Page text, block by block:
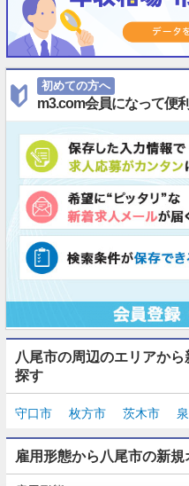
初めての方へ
m3.com会員になって便
八尾市の周辺のエリアか
探す
守口市 枚方市 茨木市
雇用形態から八尾市の新